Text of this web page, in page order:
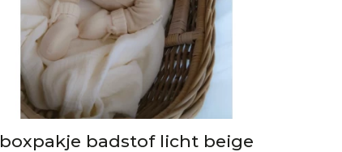
boxpakje badstof licht beige